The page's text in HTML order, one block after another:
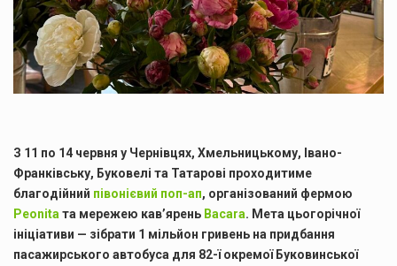
З 11 по 14 червня у Чернівцях, Хмельницькому, Івано-
Франківську, Буковелі та Татарові проходитиме
благодійний півонієвий поп-ап, організований фермою
Peonita та мережею кав’ярень Bacara. Мета цьогорічної
ініціативи — зібрати 1 мільйон гривень на придбання
пасажирського автобуса для 82-ї окремої Буковинської